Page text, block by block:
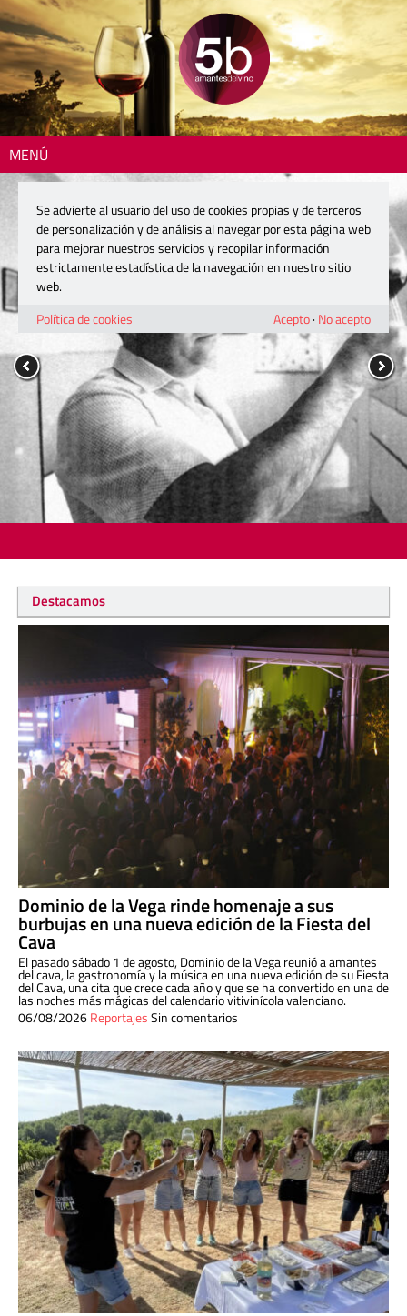
MENÚ
Destacamos
Dominio de la Vega rinde homenaje a sus
burbujas en una nueva edición de la Fiesta del
Cava
El pasado sábado 1 de agosto, Dominio de la Vega reunió a amantes
del cava, la gastronomía y la música en una nueva edición de su Fiesta
del Cava, una cita que crece cada año y que se ha convertido en una de
las noches más mágicas del calendario vitivinícola valenciano.
06/08/2026ReportajesSin comentarios
Se advierte al usuario del uso de cookies propias y de terceros
de personalización y de análisis al navegar por esta página web
para mejorar nuestros servicios y recopilar información
estrictamente estadística de la navegación en nuestro sitio
web.
Política de cookies
Acepto· No acepto